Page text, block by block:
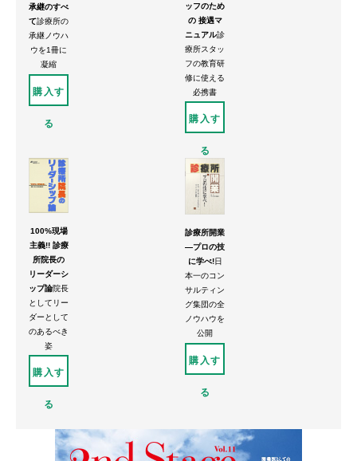
承継のすべ
て診療所の
承継ノウハ
ウを1冊に
凝縮
購入す
る
ッフのため
の 接遇マ
ニュアル診
療所スタッ
フの教育研
修に使える
必携書
購入す
る
100%現場
主義!! 診療
所院長の
リーダーシ
ップ論院長
としてリー
ダーとして
のあるべき
姿
購入す
る
診療所開業
―プロの技
に学べ!日
本一のコン
サルティン
グ集団の全
ノウハウを
公開
購入す
る